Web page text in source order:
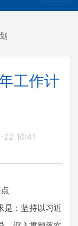
工作计
10:41
：坚持以习近